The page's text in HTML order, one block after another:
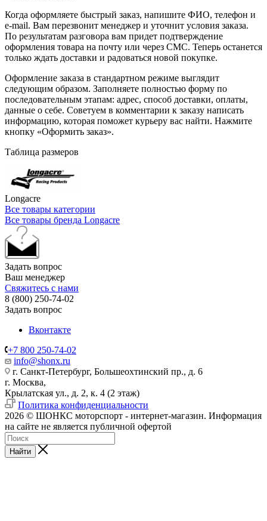
Когда оформляете быстрый заказ, напишите ФИО, телефон и
e-mail. Вам перезвонит менеджер и уточнит условия заказа.
По результатам разговора вам придет подтверждение
оформления товара на почту или через СМС. Теперь останется
только ждать доставки и радоваться новой покупке.
Оформление заказа в стандартном режиме выглядит
следующим образом. Заполняете полностью форму по
последовательным этапам: адрес, способ доставки, оплаты,
данные о себе. Советуем в комментарии к заказу написать
информацию, которая поможет курьеру вас найти. Нажмите
кнопку «Оформить заказ».
Таблица размеров
Longacre
Все товары категории
Все товары бренда Longacre
Задать вопрос
Ваш менеджер
Свяжитесь с нами
8 (800) 250-74-02
Задать вопрос
Вконтакте
+7 800 250-74-02
info@shonx.ru
г. Санкт-Петербург, Большеохтинский пр., д. 6
г. Москва,
Крылатская ул., д. 2, к. 4 (2 этаж)
Политика конфиденциальности
2026 © ШОНКС моторспорт - интернет-магазин. Информация
на сайте не является публичной офертой
Найти